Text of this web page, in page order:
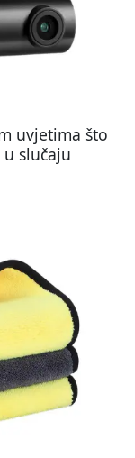
uvjetima što
slučaju